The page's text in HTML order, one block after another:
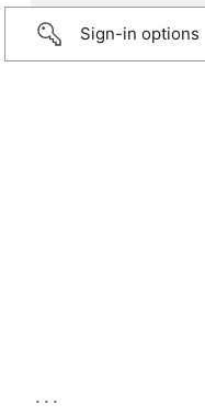
Sign-in options
...